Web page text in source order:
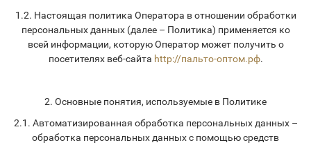
1.2. Настоящая политика Оператора в отношении обработки
персональных данных (далее – Политика) применяется ко
всей информации, которую Оператор может получить о
посетителях веб-сайта http://пальто-оптом.рф.
2. Основные понятия, используемые в Политике
2.1. Автоматизированная обработка персональных данных –
обработка персональных данных с помощью средств